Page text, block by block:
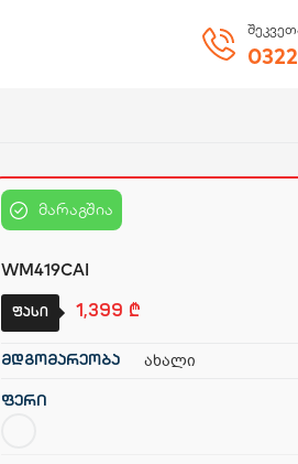
0322
მარაგშია
WM419CAI
ფასი 1,399 ₾
მდგომარეობა ახალი
ფერი